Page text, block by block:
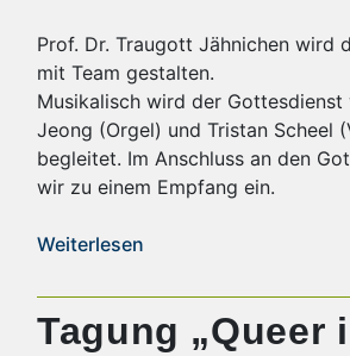
Prof. Dr. Traugott Jähnichen wird
mit Team gestalten.
Musikalisch wird der Gottesdienst
Jeong (Orgel) und Tristan Scheel
begleitet. Im Anschluss an den
wir zu einem Empfang ein.
Weiterlesen
Tagung „Queer